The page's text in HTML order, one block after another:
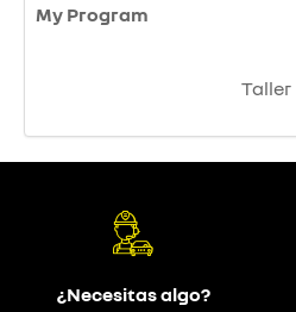
My Program
Taller
¿Necesitas algo?